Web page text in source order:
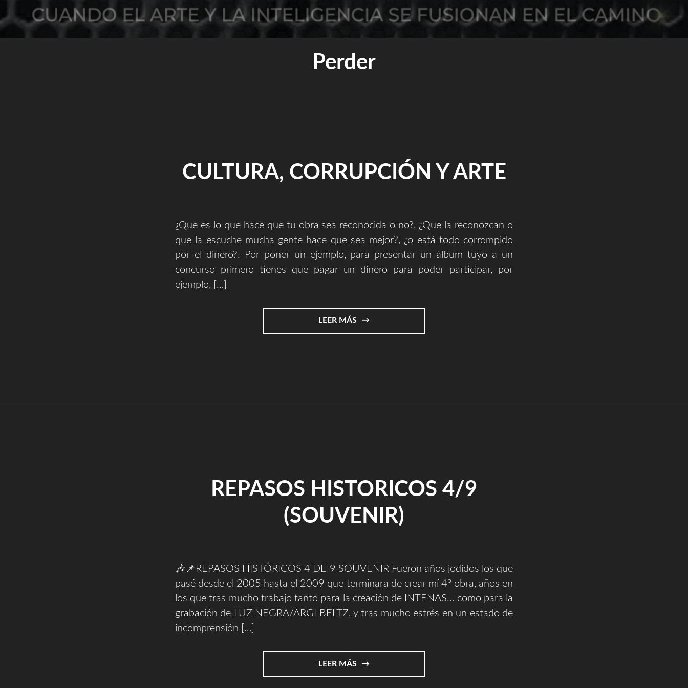
Perder
CULTURA, CORRUPCIÓN Y ARTE
¿Que es lo que hace que tu obra sea reconocida o no?, ¿Que la reconozcan o
que la escuche mucha gente hace que sea mejor?, ¿o está todo corrompido
por el dinero?. Por poner un ejemplo, para presentar un álbum tuyo a un
concurso primero tienes que pagar un dinero para poder participar, por
ejemplo, […]
LEER MÁS "CULTURA,
CORRUPCIÓN
REPASOS HISTORICOS 4/9
(SOUVENIR)
🎶📌REPASOS HISTÓRICOS 4 DE 9 SOUVENIR Fueron años jodidos los que
pasé desde el 2005 hasta el 2009 que terminara de crear mí 4° obra, años en
los que tras mucho trabajo tanto para la creación de INTENAS… como para la
grabación de LUZ NEGRA/ARGI BELTZ, y tras mucho estrés en un estado de
incomprensión […]
LEER MÁS "REPASOS
HISTORICOS